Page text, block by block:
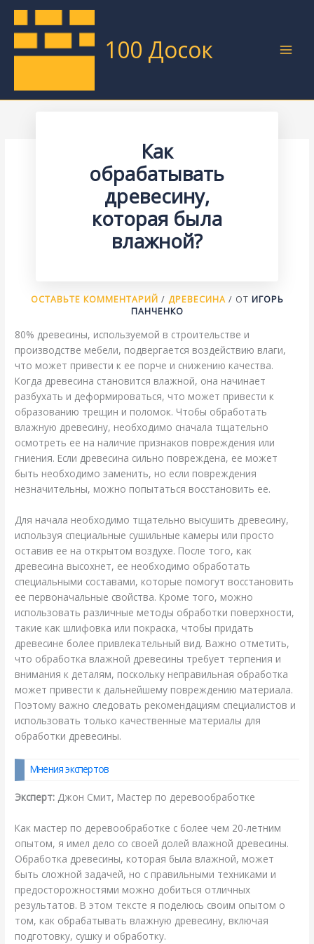
Перейти
содержимому
100 Досок
Как
обрабатывать
древесину,
которая была
влажной?
ОСТАВЬТЕ КОММЕНТАРИЙ / ДРЕВЕСИНА/ ОТ ИГОРЬ
ПАНЧЕНКО
80% древесины, используемой в строительстве и
производстве мебели, подвергается воздействию влаги,
что может привести к ее порче и снижению качества.
Когда древесина становится влажной, она начинает
разбухать и деформироваться, что может привести к
образованию трещин и поломок. Чтобы обработать
влажную древесину, необходимо сначала тщательно
осмотреть ее на наличие признаков повреждения или
гниения. Если древесина сильно повреждена, ее может
быть необходимо заменить, но если повреждения
незначительны, можно попытаться восстановить ее.
Для начала необходимо тщательно высушить древесину,
используя специальные сушильные камеры или просто
оставив ее на открытом воздухе. После того, как
древесина высохнет, ее необходимо обработать
специальными составами, которые помогут восстановить
ее первоначальные свойства. Кроме того, можно
использовать различные методы обработки поверхности,
такие как шлифовка или покраска, чтобы придать
древесине более привлекательный вид. Важно отметить,
что обработка влажной древесины требует терпения и
внимания к деталям, поскольку неправильная обработка
может привести к дальнейшему повреждению материала.
Поэтому важно следовать рекомендациям специалистов и
использовать только качественные материалы для
обработки древесины.
Мнения экспертов
Эксперт: Джон Смит, Мастер по деревообработке
Как мастер по деревообработке с более чем 20-летним
опытом, я имел дело со своей долей влажной древесины.
Обработка древесины, которая была влажной, может
быть сложной задачей, но с правильными техниками и
предосторожностями можно добиться отличных
результатов. В этом тексте я поделюсь своим опытом о
том, как обрабатывать влажную древесину, включая
подготовку, сушку и обработку.